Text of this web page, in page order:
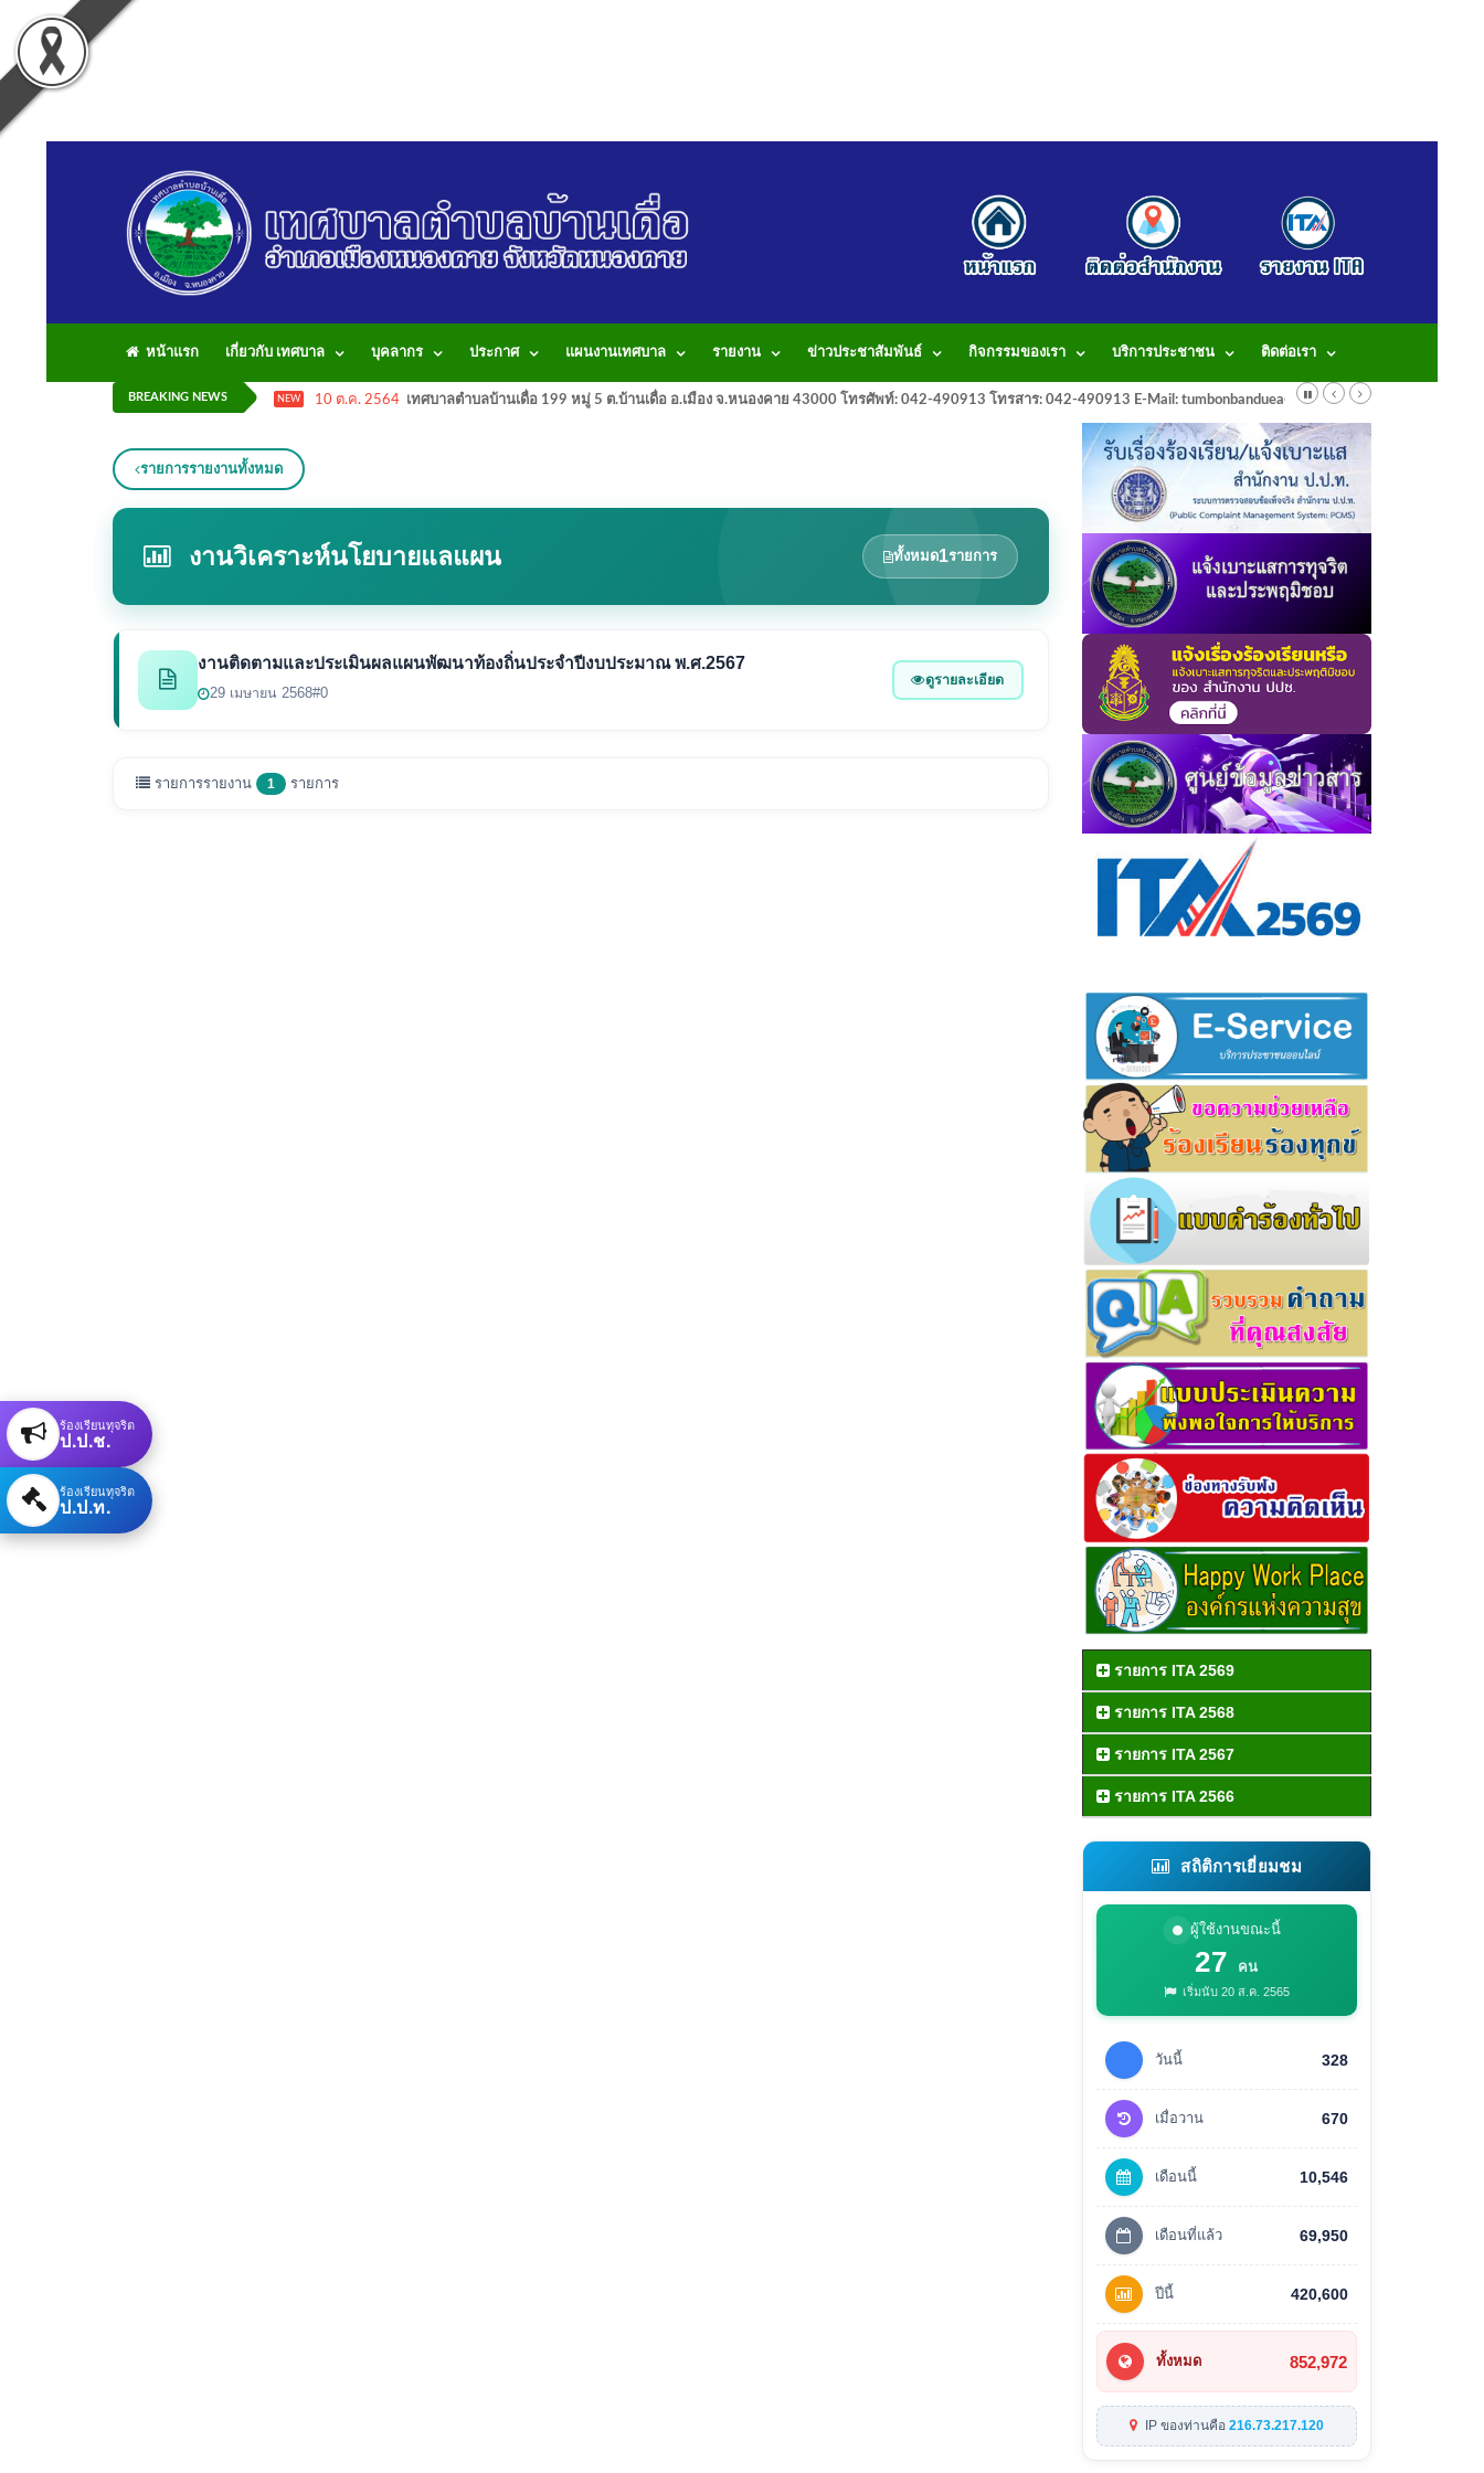
หน้าแรก เกี่ยวกับ เทศบาล บุคลากร ประกาศ แผนงานเทศบาล รายงาน ข่าวประชาสัมพันธ์ กิจกรรมของเรา บริการประชาชน ติดต่อเรา
BREAKING NEWS NEW 10 ต.ค. 2564 เทศบาลตำบลบ้านเดื่อ 199 หมู่ 5 ต.บ้านเดื่อ อ.เมือง จ.หนองคาย 43000 โทรศัพท์: 042-490913 โทรสาร: 042-490913 E-Mail: tumbonbanduea@gmail.com
รายการรายงานทั้งหมด
งานวิเคราะห์นโยบายแลแผน ทั้งหมด1รายการ
งานติดตามและประเมินผลแผนพัฒนาท้องถิ่นประจำปีงบประมาณ พ.ศ.2567
29 เมษายน 2568#0
ดูรายละเอียด
รายการรายงาน 1 รายการ
รายการ ITA 2569
รายการ ITA 2568
รายการ ITA 2567
รายการ ITA 2566
สถิติการเยี่ยมชม
ผู้ใช้งานขณะนี้
27 คน
เริ่มนับ 20 ส.ค. 2565
วันนี้ 328
เมื่อวาน 670
เดือนนี้ 10,546
เดือนที่แล้ว 69,950
ปีนี้ 420,600
ทั้งหมด 852,972
IP ของท่านคือ 216.73.217.120
ร้องเรียนทุจริต
ป.ป.ช.
ร้องเรียนทุจริต
ป.ป.ท.